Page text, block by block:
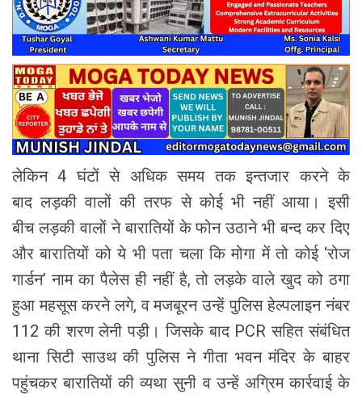
लेकिन 4 घंटों से अधिक समय तक इन्तजार करने के
बाद लड़की वालों की तरफ से कोई भी नहीं आया। इसी
बीच लड़की वालों ने बारातियों के फोन उठाने भी बन्द कर दिए
और बारातियों को ये भी पता चला कि मोगा में तो कोई ‘रोज
गार्डन’ नाम का पैलेस ही नहीं है, तो लड़के वाले खुद को ठगा
हुआ महसूस करने लगे, व मजबूरन उन्हें पुलिस हेल्पलाइन नंबर
112 की शरण लेनी पड़ी। जिसके बाद PCR सहित संबंधित
थाना सिटी साउथ की पुलिस ने गीता भवन मंदिर के बाहर
पहुंचकर बारातियों की व्यथा सुनी व उन्हें अग्रिम कार्रवाई के